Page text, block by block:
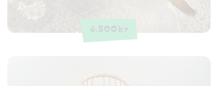
6.500kr